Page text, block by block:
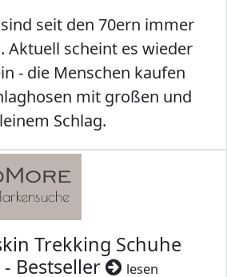
seit den 70ern immer
Aktuell scheint es wieder
- die Menschen kaufen
mit großen und
Schlag.
Trekking Schuhe
Bestseller
lesen